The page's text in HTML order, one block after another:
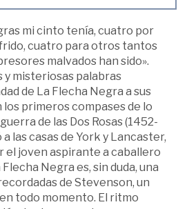
mi cinto tenía, cuatro por
cuatro para otros tantos
malvados han sido».
y misteriosas palabras
de La Flecha Negra a sus
los primeros compases de lo
de las Dos Rosas (1452-
las casas de York y Lancaster,
el joven aspirante a caballero
Negra es, sin duda, una
de Stevenson, un
todo momento. El ritmo